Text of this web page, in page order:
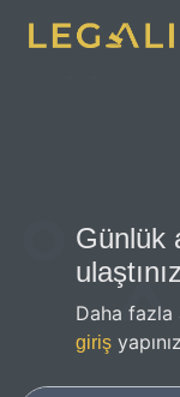
Günlük
Daha
giriş